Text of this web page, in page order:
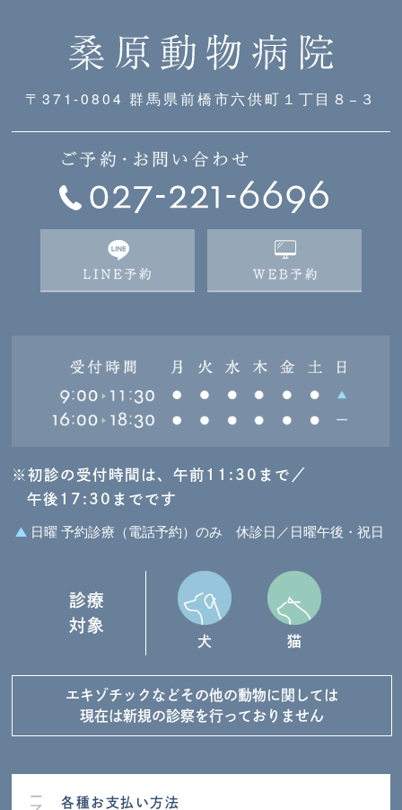
〒371-0804 群馬県前橋市六供町１丁目８−３
※初診の受付時間は、午前11:30まで／
午後17:30までです
日曜 予約診療（電話予約）のみ 休診日／日曜午後・祝日
診療
対象
犬 猫
エキゾチックなどその他の動物に関しては
現在は新規の診察を行っておりません
各種お支払い方法